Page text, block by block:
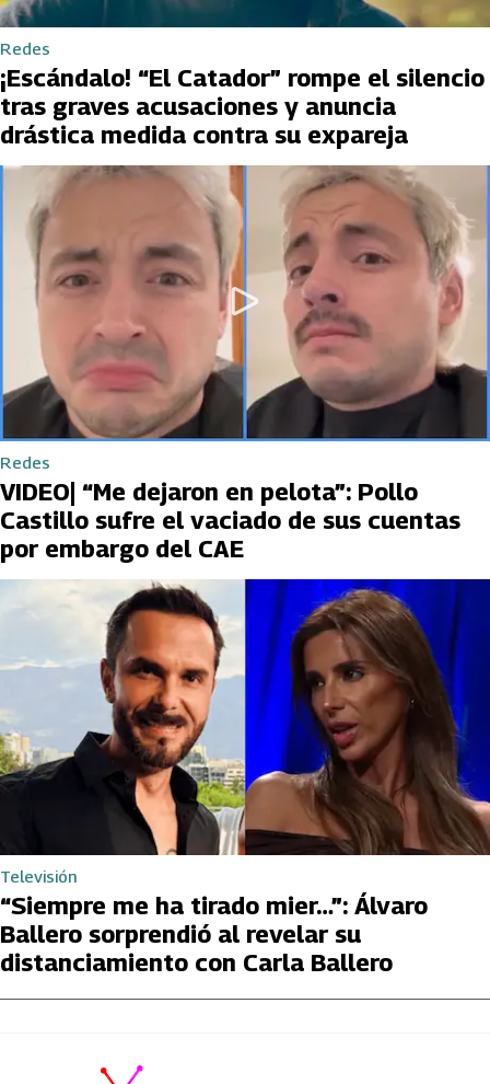
Redes
¡Escándalo! “El Catador” rompe el silencio
tras graves acusaciones y anuncia
drástica medida contra su expareja
Redes
VIDEO| “Me dejaron en pelota”: Pollo
Castillo sufre el vaciado de sus cuentas
por embargo del CAE
Televisión
“Siempre me ha tirado mier…”: Álvaro
Ballero sorprendió al revelar su
distanciamiento con Carla Ballero